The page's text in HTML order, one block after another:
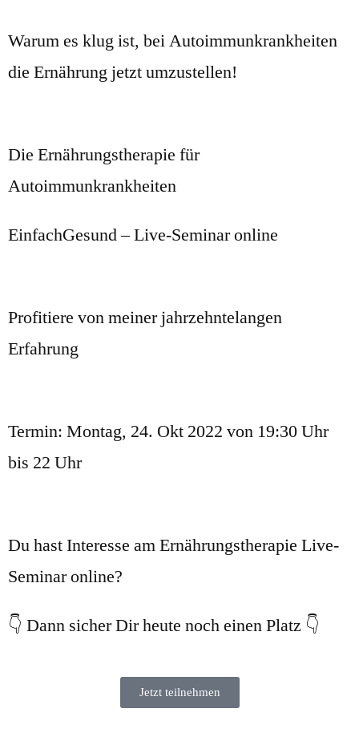
Warum es klug ist, bei Autoimmunkrankheiten
die Ernährung jetzt umzustellen!
Die Ernährungstherapie für
Autoimmunkrankheiten
EinfachGesund – Live-Seminar online
Profitiere von meiner jahrzehntelangen
Erfahrung
Termin: Montag, 24. Okt 2022 von 19:30 Uhr
bis 22 Uhr
Du hast Interesse am Ernährungstherapie Live-
Seminar online?
👇 Dann sicher Dir heute noch einen Platz 👇
Jetzt teilnehmen